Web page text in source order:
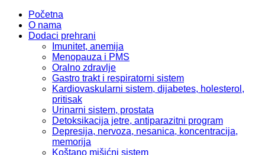
Početna
O nama
Dodaci prehrani
Imunitet, anemija
Menopauza i PMS
Oralno zdravlje
Gastro trakt i respiratorni sistem
Kardiovaskularni sistem, dijabetes, holesterol,
pritisak
Urinarni sistem, prostata
Detoksikacija jetre, antiparazitni program
Depresija, nervoza, nesanica, koncentracija,
memorija
Koštano mišićni sistem